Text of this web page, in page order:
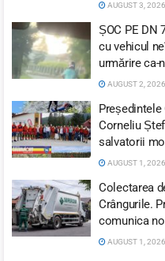
AUGUST 3, 2026
ȘOC PE
cu vehicul
urmărire ca-
AUGUST 2, 2026
Corneliu
salvatorii
AUGUST 1, 2026
Colectarea
Crângurile.
comunica
AUGUST 1, 2026